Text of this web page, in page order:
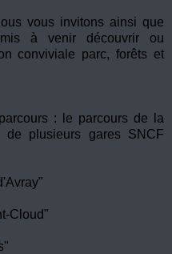
vous invitons ainsi que
à venir découvrir ou
conviviale parc, forêts et
: le parcours de la
de plusieurs gares SNCF
Cloud"